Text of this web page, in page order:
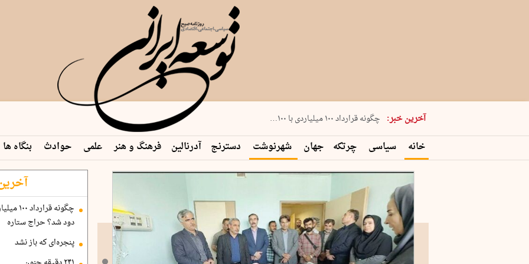
آخرین خبر:
شنبه 17 مرداد 1405 شماره 2244
چگونه قرارداد ۱۰۰ میلیاردی با ۱۰۰…
پنجره‌ای که باز نشد
۲۴۱ دقیقه جنون
توافق ایران و عمان گره بحران را باز م…
خانه سیاسی چرتکه جهان شهرنوشت دسترنج آدرنالین فرهنگ و هنر علمی حوادث بنگاه ها
مدیریت شهری
دود شد؟ حراج ستاره
پنجره‌ای که باز نشد